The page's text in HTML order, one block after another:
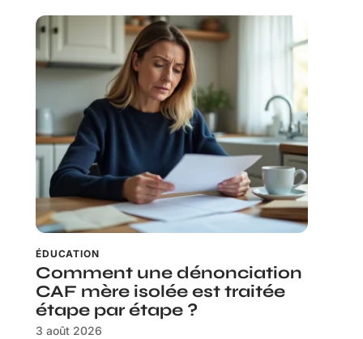
ÉDUCATION
Comment une dénonciation
CAF mère isolée est traitée
étape par étape ?
3 août 2026